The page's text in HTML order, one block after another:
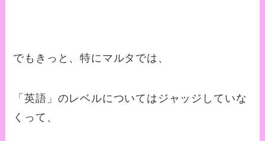
でもきっと、特にマルタでは、
「英語」のレベルについてはジャッジしていな
くって、